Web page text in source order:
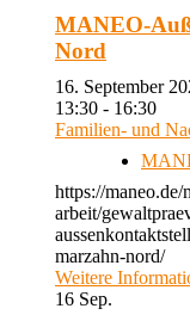
MANEO-
Nord
16. September
13:30 - 16:30
Familien- und
https://maneo.de/
arbeit/
marzahn-nord/
Weitere
16 Sep.